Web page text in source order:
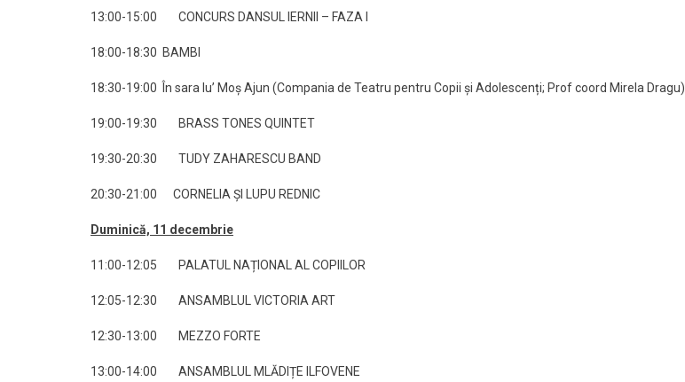
13:00-15:00 CONCURS DANSUL IERNII – FAZA I
18:00-18:30 BAMBI
18:30-19:00 În sara lu’ Moș Ajun (Compania de Teatru pentru Copii și Adolescenți; Prof coord Mirela Dragu)
19:00-19:30 BRASS TONES QUINTET
19:30-20:30 TUDY ZAHARESCU BAND
20:30-21:00 CORNELIA ȘI LUPU REDNIC
Duminică, 11 decembrie
11:00-12:05 PALATUL NAȚIONAL AL COPIILOR
12:05-12:30 ANSAMBLUL VICTORIA ART
12:30-13:00 MEZZO FORTE
13:00-14:00 ANSAMBLUL MLĂDIȚE ILFOVENE